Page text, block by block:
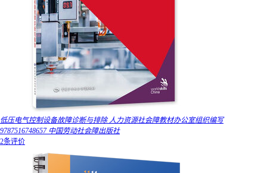
低压电气控制设备故障诊断与排除 人力资源社会障教材办公室组织编写
9787516748657 中国劳动社会障出版社
2条评价